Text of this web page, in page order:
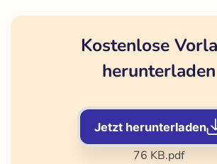
Kostenlose
herunterladen
Jetzt herunterladen
76 KB.pdf